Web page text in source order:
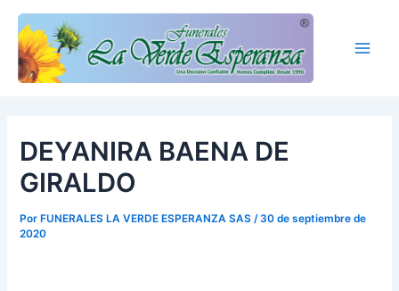
contenido
DEYANIRA BAENA DE
GIRALDO
Por FUNERALES LA VERDE ESPERANZA SAS/30 de septiembre de
2020